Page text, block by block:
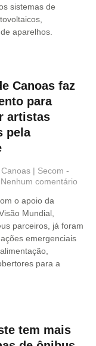
sistemas de
aparelhos.
Canoas faz
para
artistas
pela
| Secom
Nenhum comentário
o apoio da
Mundial,
parceiros, já foram
emergenciais
para a
tem mais